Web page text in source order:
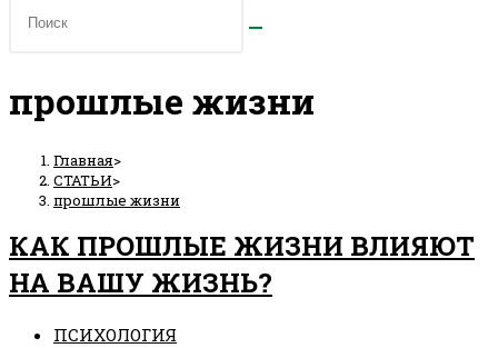
прошлые жизни
Главная>
СТАТЬИ>
прошлые жизни
КАК ПРОШЛЫЕ ЖИЗНИ ВЛИЯЮТ
НА ВАШУ ЖИЗНЬ?
Рубрика
ПСИХОЛОГИЯ